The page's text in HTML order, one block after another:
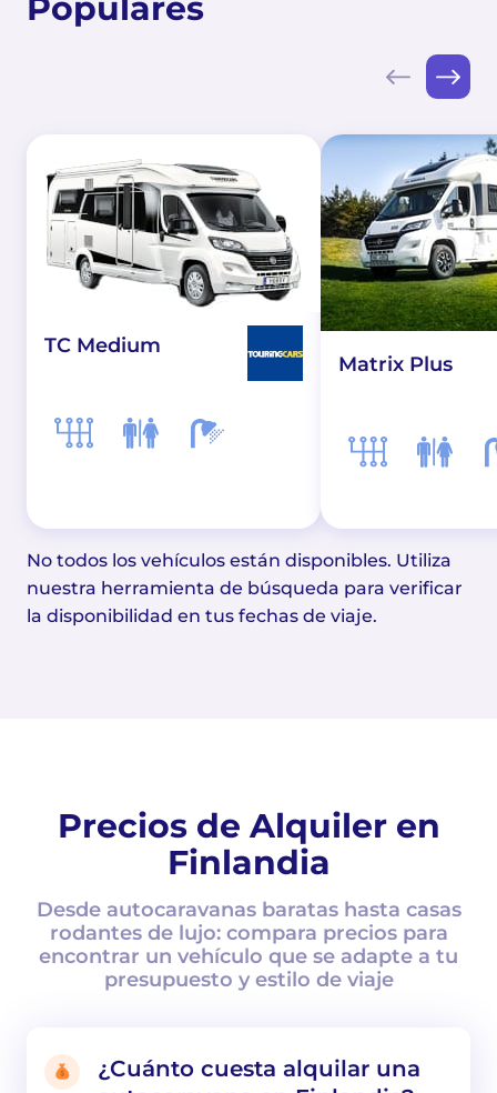
TC Medium
Matrix Plus
No todos los vehículos están disponibles. Utiliza
nuestra herramienta de búsqueda para verificar
la disponibilidad en tus fechas de viaje.
Precios de Alquiler en
Finlandia
Desde autocaravanas baratas hasta casas
rodantes de lujo: compara precios para
encontrar un vehículo que se adapte a tu
presupuesto y estilo de viaje
¿Cuánto cuesta alquilar una